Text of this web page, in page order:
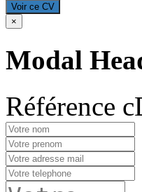
Voir ce CV
×
Modal
Référence